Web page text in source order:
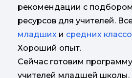
рекомендации с
ресурсов для учителей.
младших и средних
Хороший опыт.
Сейчас готовим
учителей младшей школы.